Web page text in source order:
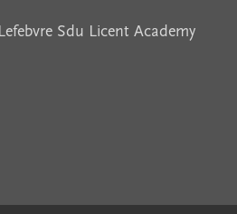
Sdu Licent Academy